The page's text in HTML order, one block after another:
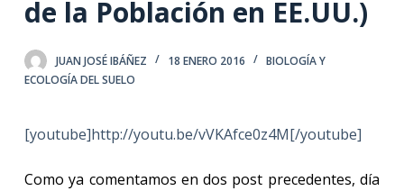
o
de la Población en EE.UU.)
JUAN JOSÉ IBÁÑEZ 18 ENERO 2016
BIOLOGÍA Y
ECOLOGÍA DEL SUELO
[youtube]http://youtu.be/vVKAfce0z4M[/youtube]
Como ya comentamos en dos post precedentes, día